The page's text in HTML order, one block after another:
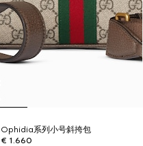
Ophidia系列小号斜挎包
€ 1.660